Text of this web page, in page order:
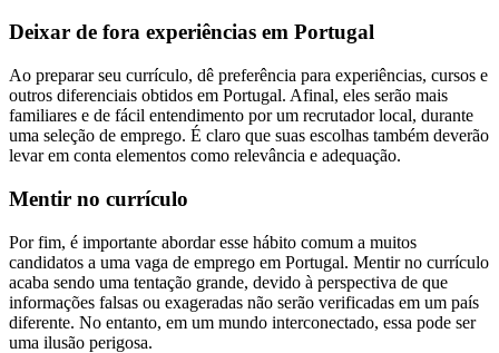
Deixar de fora experiências em Portugal
Ao preparar seu currículo, dê preferência para experiências, cursos e
outros diferenciais obtidos em Portugal. Afinal, eles serão mais
familiares e de fácil entendimento por um recrutador local, durante
uma seleção de emprego. É claro que suas escolhas também deverão
levar em conta elementos como relevância e adequação.
Mentir no currículo
Por fim, é importante abordar esse hábito comum a muitos
candidatos a uma vaga de emprego em Portugal. Mentir no currículo
acaba sendo uma tentação grande, devido à perspectiva de que
informações falsas ou exageradas não serão verificadas em um país
diferente. No entanto, em um mundo interconectado, essa pode ser
uma ilusão perigosa.